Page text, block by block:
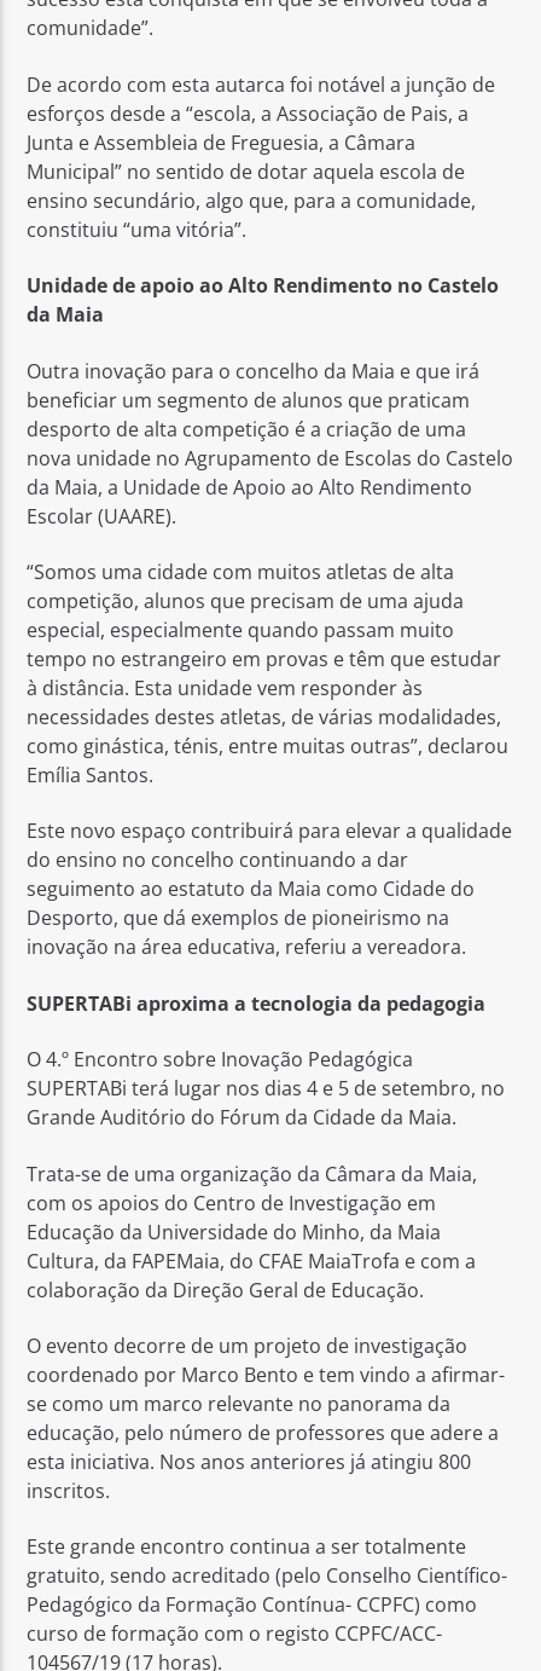
comunidade”.
De acordo com esta autarca foi notável a junção de
esforços desde a “escola, a Associação de Pais, a
Junta e Assembleia de Freguesia, a Câmara
Municipal” no sentido de dotar aquela escola de
ensino secundário, algo que, para a comunidade,
constituiu “uma vitória”.
Unidade de apoio ao Alto Rendimento no Castelo
da Maia
Outra inovação para o concelho da Maia e que irá
beneficiar um segmento de alunos que praticam
desporto de alta competição é a criação de uma
nova unidade no Agrupamento de Escolas do Castelo
da Maia, a Unidade de Apoio ao Alto Rendimento
Escolar (UAARE).
“Somos uma cidade com muitos atletas de alta
competição, alunos que precisam de uma ajuda
especial, especialmente quando passam muito
tempo no estrangeiro em provas e têm que estudar
à distância. Esta unidade vem responder às
necessidades destes atletas, de várias modalidades,
como ginástica, ténis, entre muitas outras”, declarou
Emília Santos.
Este novo espaço contribuirá para elevar a qualidade
do ensino no concelho continuando a dar
seguimento ao estatuto da Maia como Cidade do
Desporto, que dá exemplos de pioneirismo na
inovação na área educativa, referiu a vereadora.
SUPERTABi aproxima a tecnologia da pedagogia
O 4.º Encontro sobre Inovação Pedagógica
SUPERTABi terá lugar nos dias 4 e 5 de setembro, no
Grande Auditório do Fórum da Cidade da Maia.
Trata-se de uma organização da Câmara da Maia,
com os apoios do Centro de Investigação em
Educação da Universidade do Minho, da Maia
Cultura, da FAPEMaia, do CFAE MaiaTrofa e com a
colaboração da Direção Geral de Educação.
O evento decorre de um projeto de investigação
coordenado por Marco Bento e tem vindo a afirmar-
se como um marco relevante no panorama da
educação, pelo número de professores que adere a
esta iniciativa. Nos anos anteriores já atingiu 800
inscritos.
Este grande encontro continua a ser totalmente
gratuito, sendo acreditado (pelo Conselho Científico-
Pedagógico da Formação Contínua- CCPFC) como
curso de formação com o registo CCPFC/ACC-
104567/19 (17 horas).